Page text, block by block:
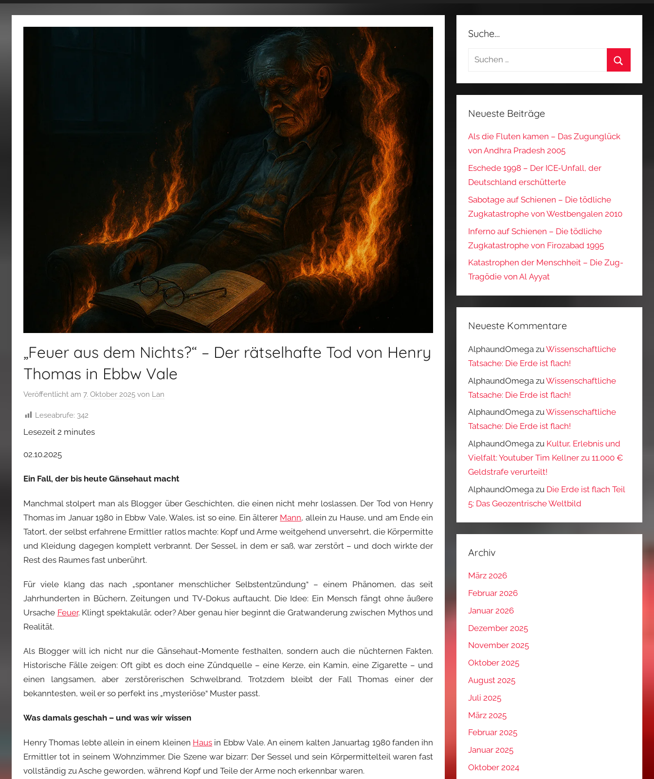
fertig…!
„Feuer aus dem Nichts?“ – Der rätselhafte Tod von Henry
Thomas in Ebbw Vale
Veröffentlicht am 7. Oktober 2025 von Lan
Leseabrufe: 342
Lesezeit 2 minutes
02.10.2025
Ein Fall, der bis heute Gänsehaut macht
Manchmal stolpert man als Blogger über Geschichten, die einen nicht mehr loslassen. Der Tod von Henry
Thomas im Januar 1980 in Ebbw Vale, Wales, ist so eine. Ein älterer Mann, allein zu Hause, und am Ende ein
Tatort, der selbst erfahrene Ermittler ratlos machte: Kopf und Arme weitgehend unversehrt, die Körpermitte
und Kleidung dagegen komplett verbrannt. Der Sessel, in dem er saß, war zerstört – und doch wirkte der
Rest des Raumes fast unberührt.
Für viele klang das nach „spontaner menschlicher Selbstentzündung“ – einem Phänomen, das seit
Jahrhunderten in Büchern, Zeitungen und TV-Dokus auftaucht. Die Idee: Ein Mensch fängt ohne äußere
Ursache Feuer. Klingt spektakulär, oder? Aber genau hier beginnt die Gratwanderung zwischen Mythos und
Realität.
Als Blogger will ich nicht nur die Gänsehaut-Momente festhalten, sondern auch die nüchternen Fakten.
Historische Fälle zeigen: Oft gibt es doch eine Zündquelle – eine Kerze, ein Kamin, eine Zigarette – und
einen langsamen, aber zerstörerischen Schwelbrand. Trotzdem bleibt der Fall Thomas einer der
bekanntesten, weil er so perfekt ins „mysteriöse“ Muster passt.
Was damals geschah – und was wir wissen
Henry Thomas lebte allein in einem kleinen Haus in Ebbw Vale. An einem kalten Januartag 1980 fanden ihn
Ermittler tot in seinem Wohnzimmer. Die Szene war bizarr: Der Sessel und sein Körpermittelteil waren fast
vollständig zu Asche geworden, während Kopf und Teile der Arme noch erkennbar waren.
Suche…
Suchen
Neueste Beiträge
Als die Fluten kamen – Das Zugunglück
von Andhra Pradesh 2005
Eschede 1998 – Der ICE‑Unfall, der
Deutschland erschütterte
Sabotage auf Schienen – Die tödliche
Zugkatastrophe von Westbengalen 2010
Inferno auf Schienen – Die tödliche
Zugkatastrophe von Firozabad 1995
Katastrophen der Menschheit – Die Zug-
Tragödie von Al Ayyat
Neueste Kommentare
AlphaundOmega zuWissenschaftliche
Tatsache: Die Erde ist flach!
AlphaundOmega zuWissenschaftliche
Tatsache: Die Erde ist flach!
AlphaundOmega zuWissenschaftliche
Tatsache: Die Erde ist flach!
AlphaundOmega zu Kultur, Erlebnis und
Vielfalt: Youtuber Tim Kellner zu 11.000 €
Geldstrafe verurteilt!
AlphaundOmega zu Die Erde ist flach Teil
5: Das Geozentrische Weltbild
Archiv
März 2026
Februar 2026
Januar 2026
Dezember 2025
November 2025
Oktober 2025
August 2025
Juli 2025
März 2025
Februar 2025
Januar 2025
Oktober 2024